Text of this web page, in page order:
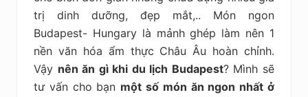
trị dinh dưỡng, đẹp mắt,.. Món ngon
Budapest- Hungary là mảnh ghép làm nên 1
nền văn hóa ẩm thực Châu Âu hoàn chỉnh.
Vậy nên ăn gì khi du lịch Budapest? Mình sẽ
tư vấn cho bạn một số món ăn ngon nhất ở